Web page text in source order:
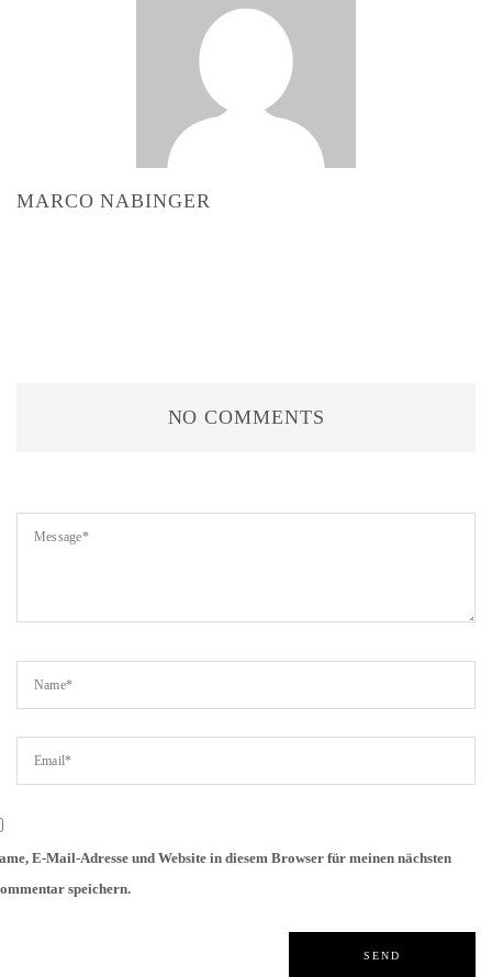
MARCO NABINGER
NO COMMENTS
E-Mail-Adresse und Website in diesem Browser für meinen nächsten
speichern.